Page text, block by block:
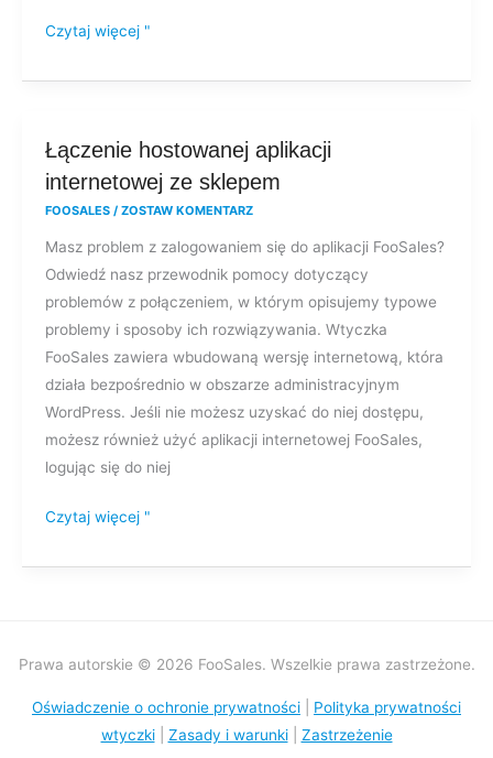
Czytaj więcej "
Łączenie hostowanej aplikacji
internetowej ze sklepem
FOOSALES / ZOSTAW KOMENTARZ
Masz problem z zalogowaniem się do aplikacji FooSales?
Odwiedź nasz przewodnik pomocy dotyczący
problemów z połączeniem, w którym opisujemy typowe
problemy i sposoby ich rozwiązywania. Wtyczka
FooSales zawiera wbudowaną wersję internetową, która
działa bezpośrednio w obszarze administracyjnym
WordPress. Jeśli nie możesz uzyskać do niej dostępu,
możesz również użyć aplikacji internetowej FooSales,
logując się do niej
Łączenie
hostowanej
ze
sklepem
Czytaj więcej "
Prawa autorskie © 2026 FooSales. Wszelkie prawa zastrzeżone.
Oświadczenie o ochronie prywatności
Polityka prywatności
wtyczki| Zasady i warunki| Zastrzeżenie